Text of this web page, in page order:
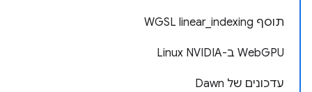
תוסף WGSL linear_indexing
‫WebGPU ב-Linux NVIDIA
עדכונים של Dawn